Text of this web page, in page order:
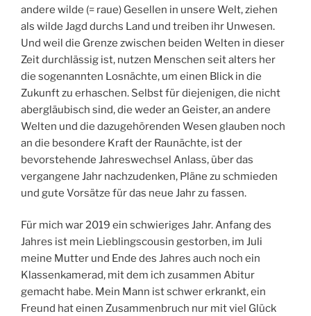
andere wilde (= raue) Gesellen in unsere Welt, ziehen
als wilde Jagd durchs Land und treiben ihr Unwesen.
Und weil die Grenze zwischen beiden Welten in dieser
Zeit durchlässig ist, nutzen Menschen seit alters her
die sogenannten Losnächte, um einen Blick in die
Zukunft zu erhaschen. Selbst für diejenigen, die nicht
abergläubisch sind, die weder an Geister, an andere
Welten und die dazugehörenden Wesen glauben noch
an die besondere Kraft der Raunächte, ist der
bevorstehende Jahreswechsel Anlass, über das
vergangene Jahr nachzudenken, Pläne zu schmieden
und gute Vorsätze für das neue Jahr zu fassen.
Für mich war 2019 ein schwieriges Jahr. Anfang des
Jahres ist mein Lieblingscousin gestorben, im Juli
meine Mutter und Ende des Jahres auch noch ein
Klassenkamerad, mit dem ich zusammen Abitur
gemacht habe. Mein Mann ist schwer erkrankt, ein
Freund hat einen Zusammenbruch nur mit viel Glück